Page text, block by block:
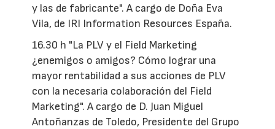
y las de fabricante". A cargo de Doña Eva
Vila, de IRI Information Resources España.
16.30 h "La PLV y el Field Marketing
¿enemigos o amigos? Cómo lograr una
mayor rentabilidad a sus acciones de PLV
con la necesaria colaboración del Field
Marketing". A cargo de D. Juan Miguel
Antoñanzas de Toledo, Presidente del Grupo